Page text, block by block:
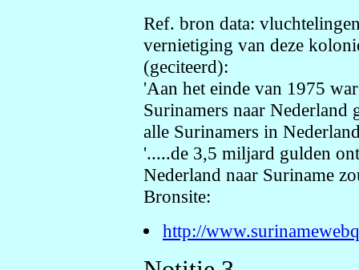
Ref. bron data:
vernietiging van deze
(geciteerd):
'Aan het einde van 1975
Surinamers naar Nederland
alle Surinamers in
'.....de 3,5 miljard gulden
Nederland naar Suriname
Bronsite:
http://